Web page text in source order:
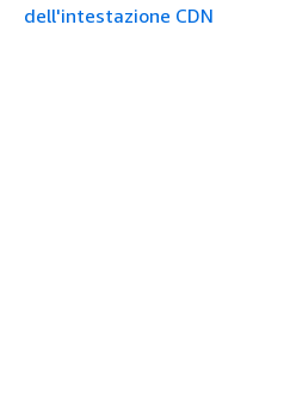
dell'intestazione CDN